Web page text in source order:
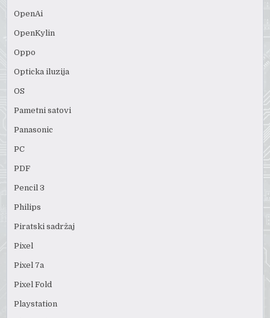
OpenAi
OpenKylin
Oppo
Opticka iluzija
OS
Pametni satovi
Panasonic
PC
PDF
Pencil 3
Philips
Piratski sadržaj
Pixel
Pixel 7a
Pixel Fold
Playstation